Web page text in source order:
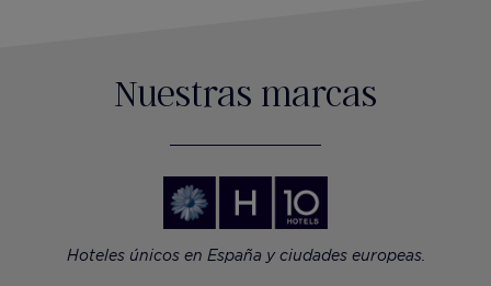
Nuestras marcas
Hoteles únicos en España y ciudades europeas.